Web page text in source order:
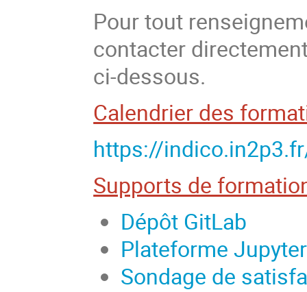
Pour tout
contacter
ci-dessous.
Calendrier des
https://
Supports de
Dépôt GitLab
Plateforme Jupyter
Sondage de